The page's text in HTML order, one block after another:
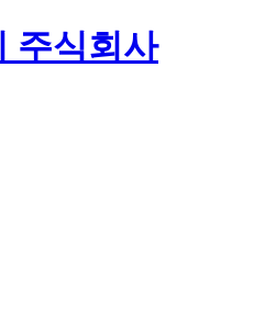
주식회사